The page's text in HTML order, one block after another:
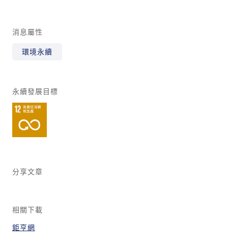
消息屬性
環境永續
永續發展目標
分享文章
相關下載
鉅亨網